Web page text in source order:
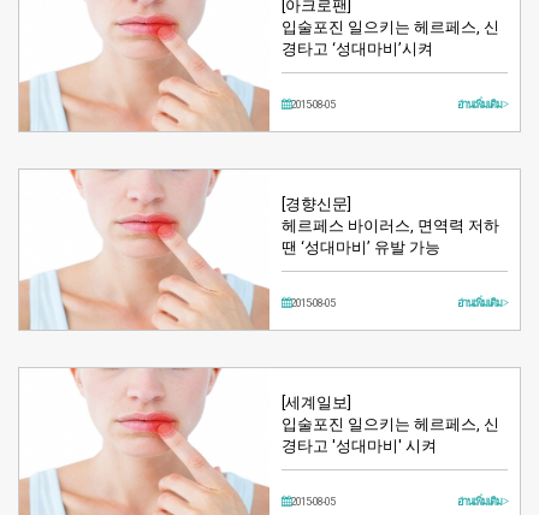
[아크로팬]
입술포진 일으키는 헤르페스, 신
경타고 ‘성대마비’시켜
2015-08-05 อ่านเพิ่มเติม >
[경향신문]
헤르페스 바이러스, 면역력 저하
땐 ‘성대마비’ 유발 가능
2015-08-05 อ่านเพิ่มเติม >
[세계일보]
입술포진 일으키는 헤르페스, 신
경타고 '성대마비' 시켜
2015-08-05 อ่านเพิ่มเติม >